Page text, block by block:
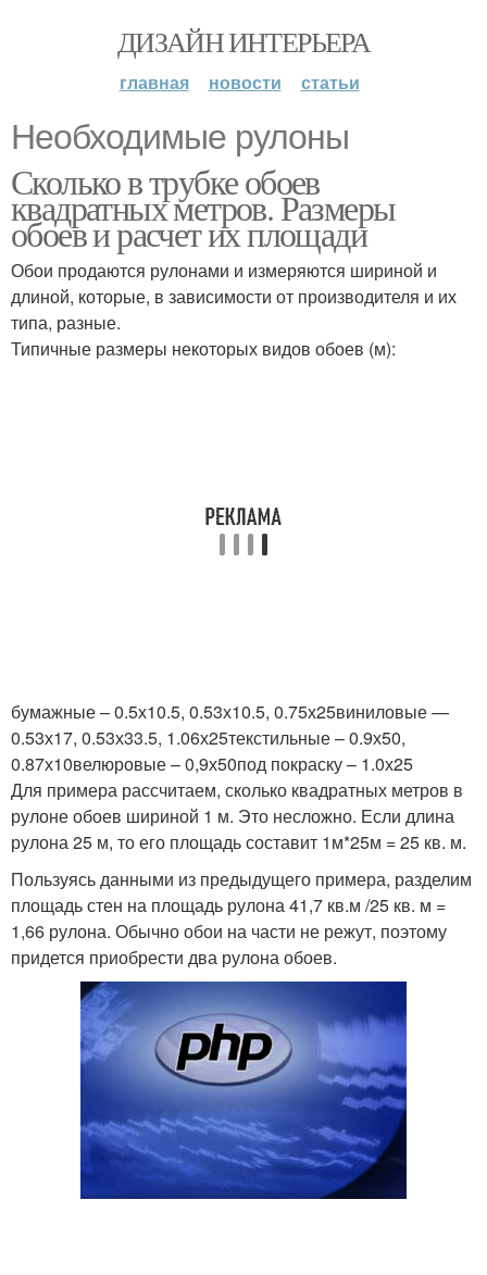
ДИЗАЙН ИНТЕРЬЕРА
главная новости статьи
Необходимые рулоны
Сколько в трубке обоев
квадратных метров. Размеры
обоев и расчет их площади
Обои продаются рулонами и измеряются шириной и
длиной, которые, в зависимости от производителя и их
типа, разные.
Типичные размеры некоторых видов обоев (м):
бумажные – 0.5х10.5, 0.53х10.5, 0.75х25виниловые —
0.53х17, 0.53х33.5, 1.06х25текстильные – 0.9х50,
0.87х10велюровые – 0,9х50под покраску – 1.0х25
Для примера рассчитаем, сколько квадратных метров в
рулоне обоев шириной 1 м. Это несложно. Если длина
рулона 25 м, то его площадь составит 1м*25м = 25 кв. м.
Пользуясь данными из предыдущего примера, разделим
площадь стен на площадь рулона 41,7 кв.м /25 кв. м =
1,66 рулона. Обычно обои на части не режут, поэтому
придется приобрести два рулона обоев.